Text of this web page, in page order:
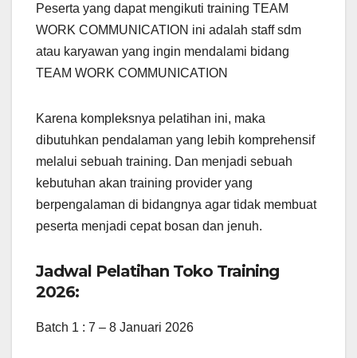
Peserta yang dapat mengikuti training TEAM
WORK COMMUNICATION ini adalah staff sdm
atau karyawan yang ingin mendalami bidang
TEAM WORK COMMUNICATION
Karena kompleksnya pelatihan ini, maka
dibutuhkan pendalaman yang lebih komprehensif
melalui sebuah training. Dan menjadi sebuah
kebutuhan akan training provider yang
berpengalaman di bidangnya agar tidak membuat
peserta menjadi cepat bosan dan jenuh.
Jadwal Pelatihan Toko Training
2026:
Batch 1 : 7 – 8 Januari 2026